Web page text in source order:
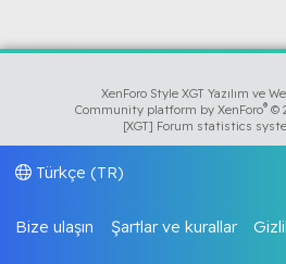
XenForo Style XGT Yazılım ve
Community platform by XenForo® ©
[XGT] Forum statistics
Türkçe (TR)
Bize ulaşın Şartlar ve kurallar